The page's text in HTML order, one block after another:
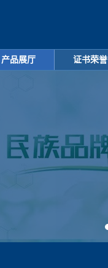
产品展厅 证书荣誉